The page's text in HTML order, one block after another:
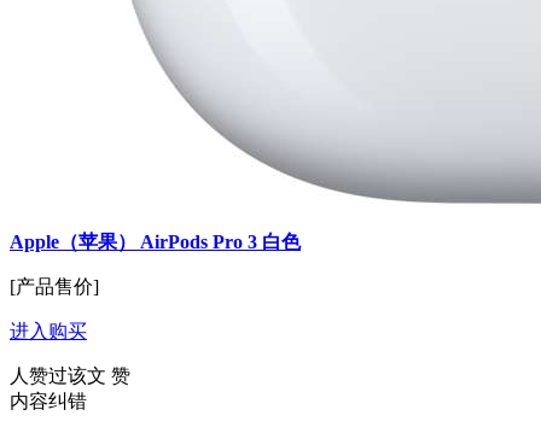
Apple（苹果） AirPods Pro 3 白色
[产品售价]
进入购买
人赞过该文 赞
内容纠错